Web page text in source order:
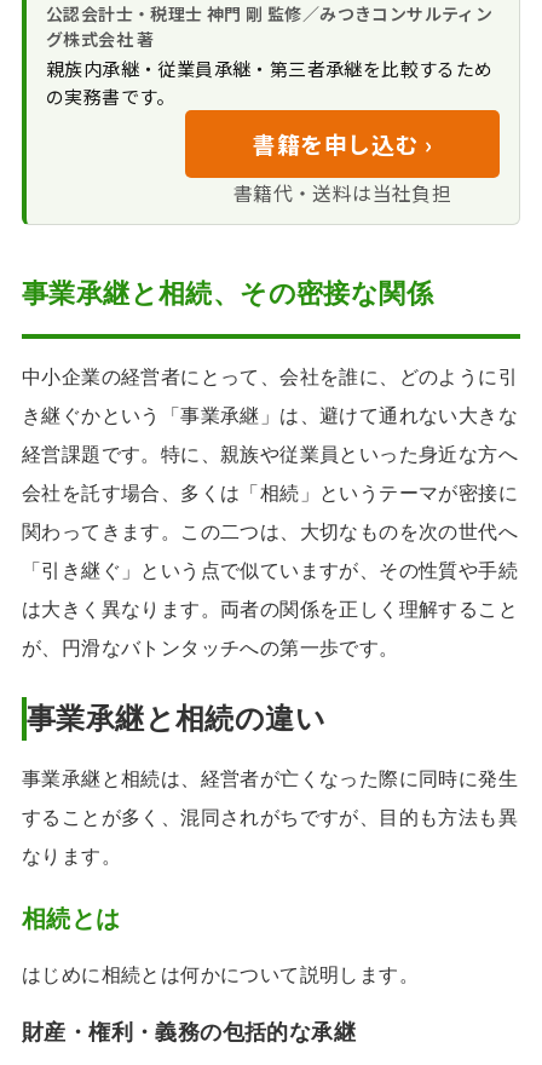
準備が間に合わなかっ
公認会計士・税理士 神門 剛 監修／みつきコンサルティン
グ株式会社 著
親族内承継・従業員承継・第三者承継を比較するため
の実務書です。
書籍を申し込む ›
書籍代・送料は当社負担
事業承継と相続、その密接な関係
中小企業の経営者にとって、会社を誰に、どのように引
き継ぐかという「事業承継」は、避けて通れない大きな
経営課題です。特に、親族や従業員といった身近な方へ
会社を託す場合、多くは「相続」というテーマが密接に
関わってきます。この二つは、大切なものを次の世代へ
「引き継ぐ」という点で似ていますが、その性質や手続
は大きく異なります。両者の関係を正しく理解すること
が、円滑なバトンタッチへの第一歩です。
事業承継と相続の違い
事業承継と相続は、経営者が亡くなった際に同時に発生
することが多く、混同されがちですが、目的も方法も異
なります。
相続とは
はじめに相続とは何かについて説明します。
財産・権利・義務の包括的な承継